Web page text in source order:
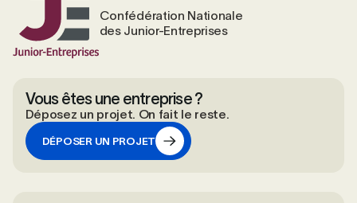
Confédération Nationale
des Junior-Entreprises
Vous êtes une entreprise ?
Déposez un projet. On fait le reste.
DÉPOSER UN PROJET